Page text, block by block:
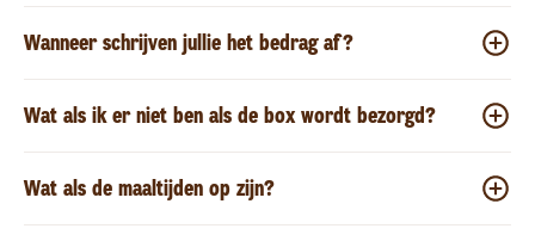
Wanneer schrijven jullie het bedrag af?
Wat als ik er niet ben als de box wordt bezorgd?
Wat als de maaltijden op zijn?